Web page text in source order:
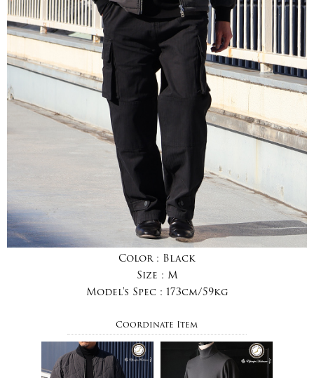
Color : Black
Size : M
Model's Spec : 173cm/59kg
Coordinate Item